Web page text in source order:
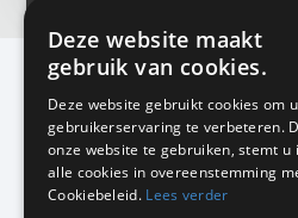
KMP Kantoormeubilair
Airport Business Park
Frankfurtstraat 29-31
1175 RH Lijnden
Deze website maakt
gebruik van cookies.
Deze website gebruikt cookies om
gebruikerservaring te verbeteren.
onze website te gebruiken, stemt u
alle cookies in overeenstemming
Cookiebeleid. Lees verder